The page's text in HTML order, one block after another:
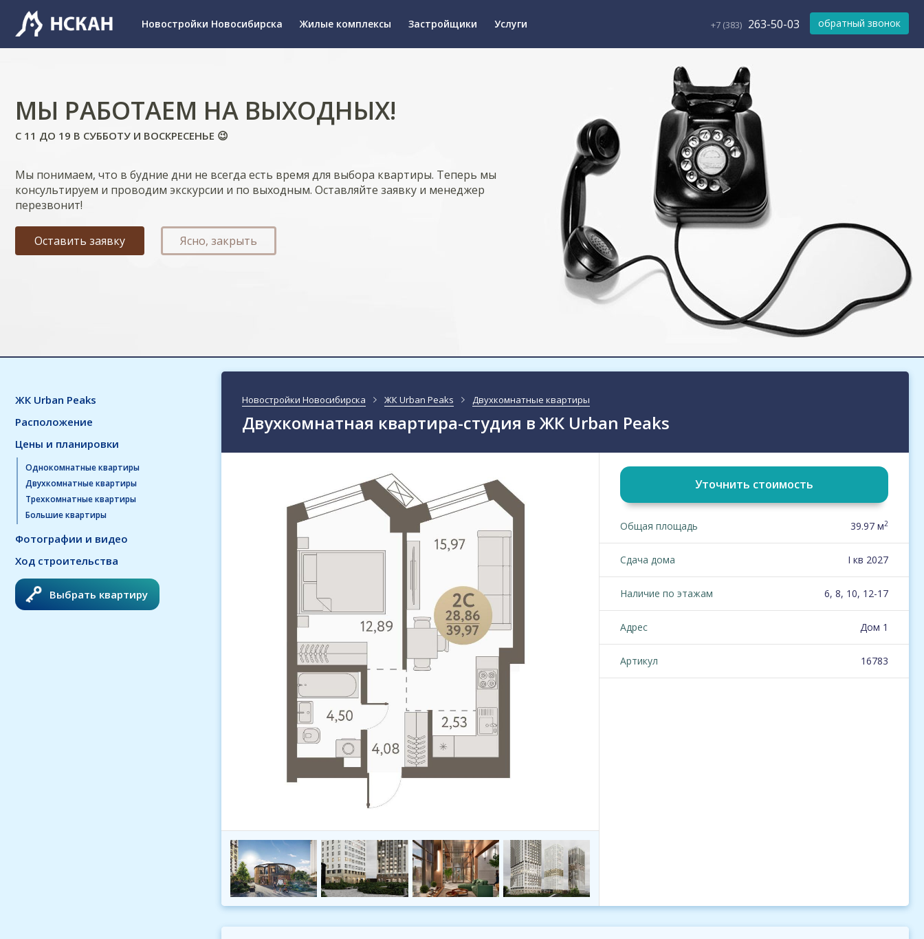
+7 (383) 263-50-03 обратный звонок
Новостройки Новосибирска Жилые комплексы Застройщики Услуги
МЫ РАБОТАЕМ НА ВЫХОДНЫХ!
С 11 ДО 19 В СУББОТУ И ВОСКРЕСЕНЬЕ 😉
Мы понимаем, что в будние дни не всегда есть время для выбора квартиры. Теперь мы
консультируем и проводим экскурсии и по выходным. Оставляйте заявку и менеджер
перезвонит!
Оставить заявку Ясно, закрыть
ЖК Urban Peaks
Расположение
Цены и планировки
Однокомнатные квартиры
Двухкомнатные квартиры
Трехкомнатные квартиры
Большие квартиры
Фотографии и видео
Ход строительства
Выбрать квартиру
Новостройки Новосибирска ЖК Urban Peaks Двухкомнатные квартиры
Двухкомнатная квартира-студия в ЖК Urban Peaks
Уточнить стоимость
Общая площадь 39.97 м2
Сдача дома I кв 2027
Наличие по этажам 6, 8, 10, 12-17
Адрес Дом 1
Артикул 16783